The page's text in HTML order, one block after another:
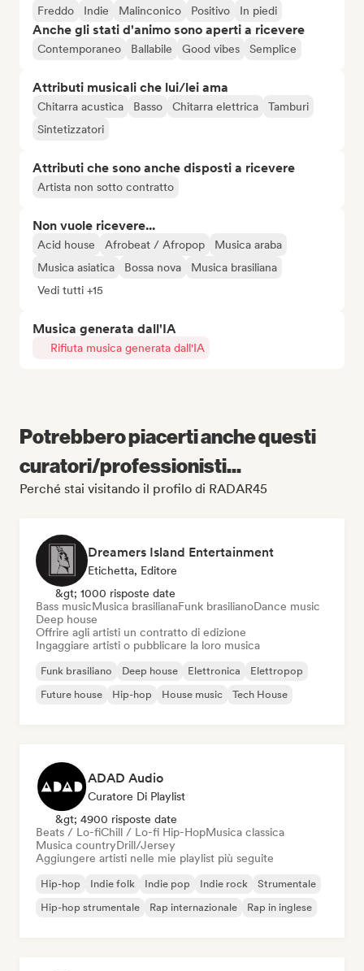
Freddo Indie Malinconico Positivo In piedi
Anche gli stati d'animo sono aperti a ricevere
Contemporaneo Ballabile Good vibes Semplice
Attributi musicali che lui/lei ama
Chitarra acustica Basso Chitarra elettrica
Tamburi
Sintetizzatori
Attributi che sono anche disposti a ricevere
Artista non sotto contratto
Non vuole ricevere...
Acid house Afrobeat / Afropop
Musica araba
Musica asiatica
Bossa nova
Musica brasiliana
Vedi tutti +15
Musica generata dall'IA
Rifiuta musica generata dall'IA
Potrebbero piacerti anche questi
curatori/professionisti...
Perché stai visitando il profilo di RADAR45
Dreamers Island Entertainment
Etichetta, Editore
&gt; 1000 risposte date
Bass musicMusica brasilianaFunk brasilianoDance music
Deep house
Offrire agli artisti un contratto di edizione
Ingaggiare artisti o pubblicare la loro musica
Funk brasiliano Deep house Elettronica
Elettropop
Future house
Hip-hop House music Tech House
ADAD Audio
Curatore Di Playlist
&gt; 4900 risposte date
Beats / Lo-fiChill / Lo-fi Hip-HopMusica classica
Musica countryDrill/Jersey
Aggiungere artisti nelle mie playlist più seguite
Hip-hop Indie folk Indie pop Indie rock
Strumentale
Hip-hop strumentale
Rap internazionale Rap in inglese